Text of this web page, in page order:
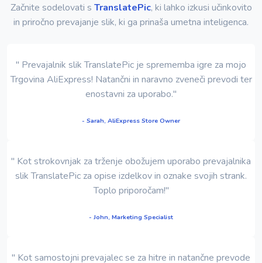
Začnite sodelovati s TranslatePic, ki lahko izkusi učinkovito
in priročno prevajanje slik, ki ga prinaša umetna inteligenca.
" Prevajalnik slik TranslatePic je sprememba igre za mojo
Trgovina AliExpress! Natančni in naravno zveneči prevodi ter
enostavni za uporabo."
- Sarah, AliExpress Store Owner
" Kot strokovnjak za trženje obožujem uporabo prevajalnika
slik TranslatePic za opise izdelkov in oznake svojih strank.
Toplo priporočam!"
- John, Marketing Specialist
" Kot samostojni prevajalec se za hitre in natančne prevode